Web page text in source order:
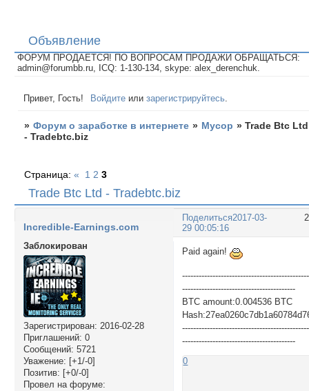
Объявление
ФОРУМ ПРОДАЕТСЯ! ПО ВОПРОСАМ ПРОДАЖИ ОБРАЩАТЬСЯ:
admin@forumbb.ru, ICQ: 1-130-134, skype: alex_derenchuk.
Привет, Гость! Войдите илизарегистрируйтесь
» Форум о заработке в интернете » Мусор »Trade Btc Ltd
- Tradebtc.biz
Trade Btc Ltd - Tradebtc.biz
Страница:« 1 2 3
Поделиться2017-03-
29 00:05:16
Incredible-Earnings.com
Заблокирован
Зарегистрирован: 2016-02-28
Приглашений: 0
Сообщений: 5721
Уважение: [+1/-0]
Позитив: [+0/-0]
Провел на форуме:
Paid again!
-----------------------------------------
BTC amount:0.004536 BTC
-----------------------------------------
0